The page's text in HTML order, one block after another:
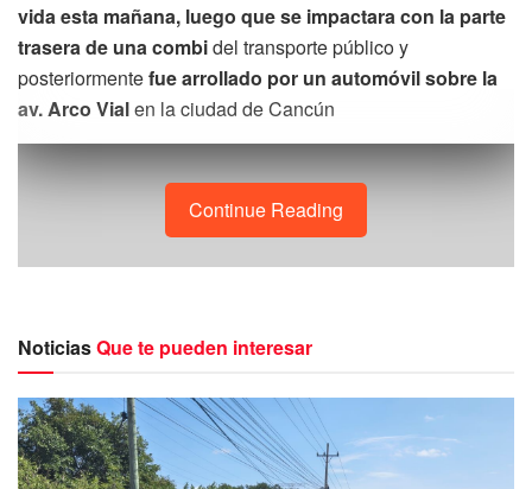
vida esta mañana, luego que se impactara con la parte
trasera de una combidel transporte público y
posteriormentefue arrollado por un automóvil sobre la
av. Arco Vialen la ciudad de Cancún
Continue Reading
NoticiasQue te pueden interesar